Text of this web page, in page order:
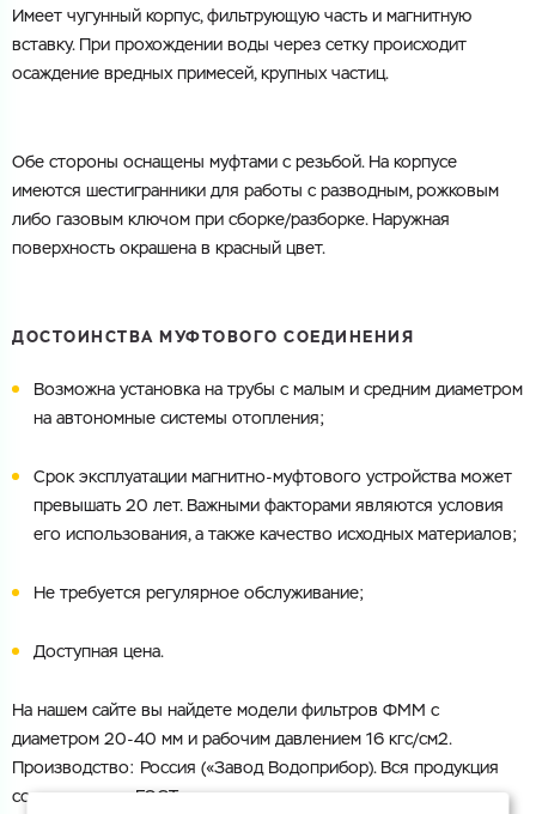
Cоглашаюсь на обработку
ГОТОВО
Имеет чугунный корпус, фильтрующую часть и магнитную
вставку. При прохождении воды через сетку происходит
осаждение вредных примесей, крупных частиц.
Обе стороны оснащены муфтами с резьбой. На корпусе
имеются шестигранники для работы с разводным, рожковым
либо газовым ключом при сборке/разборке. Наружная
поверхность окрашена в красный цвет.
ДОСТОИНСТВА МУФТОВОГО СОЕДИНЕНИЯ
Возможна установка на трубы с малым и средним диаметром
на автономные системы отопления;
Срок эксплуатации магнитно-муфтового устройства может
превышать 20 лет. Важными факторами являются условия
его использования, а также качество исходных материалов;
Не требуется регулярное обслуживание;
Доступная цена.
На нашем сайте вы найдете модели фильтров ФММ с
диаметром 20-40 мм и рабочим давлением 16 кгс/см2.
Производство: Россия («Завод Водоприбор). Вся продукция
соответствует ГОСТ.